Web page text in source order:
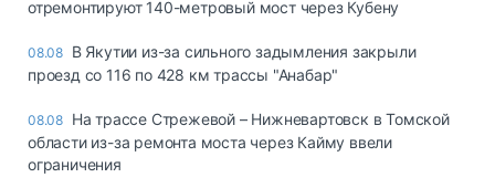
отремонтируют 140-метровый мост через Кубену
08.08 В Якутии из-за сильного задымления закрыли
проезд со 116 по 428 км трассы "Анабар"
08.08 На трассе Стрежевой – Нижневартовск в Томской
области из-за ремонта моста через Кайму ввели
ограничения